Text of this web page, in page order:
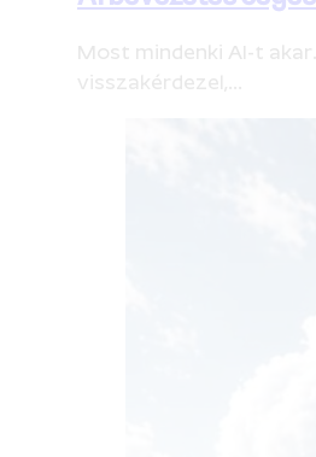
Most mindenki AI-t